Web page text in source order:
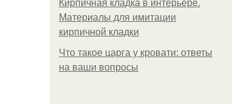
Кирпичная кладка в интерьере.
Материалы для имитации
кирпичной кладки
Что такое царга у кровати: ответы
на ваши вопросы